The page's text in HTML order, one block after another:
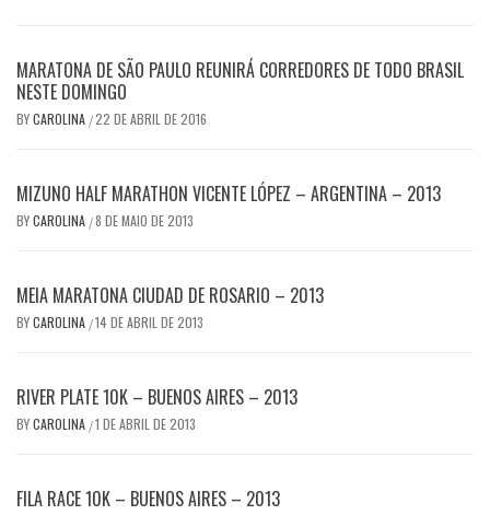
MARATONA DE SÃO PAULO REUNIRÁ CORREDORES DE TODO BRASIL
NESTE DOMINGO
BYCAROLINA /22 DE ABRIL DE 2016
MIZUNO HALF MARATHON VICENTE LÓPEZ – ARGENTINA – 2013
BYCAROLINA /8 DE MAIO DE 2013
MEIA MARATONA CIUDAD DE ROSARIO – 2013
BYCAROLINA /14 DE ABRIL DE 2013
RIVER PLATE 10K – BUENOS AIRES – 2013
BYCAROLINA /1 DE ABRIL DE 2013
FILA RACE 10K – BUENOS AIRES – 2013